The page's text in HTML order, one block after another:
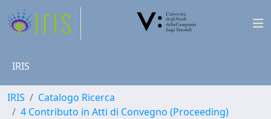
IRIS
IRIS
Catalogo Ricerca
4 Contributo in Atti di Convegno (Proceeding)